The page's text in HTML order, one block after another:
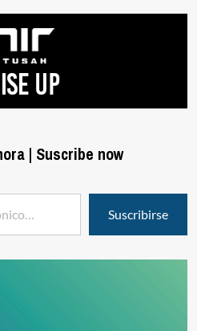
| Suscribe now
Suscribirse